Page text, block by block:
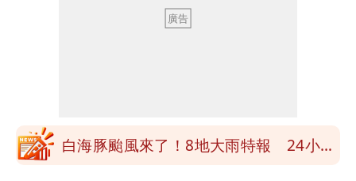
原因「模仿超人力霸王」
買BNT遭詐10億元 王尚智疑「慈濟決
程
白海豚颱風來了！8地大雨特報 24小時